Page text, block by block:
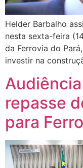
Helder Barbalho
nesta sexta-feira
da Ferrovia do
investir na
repasse
para